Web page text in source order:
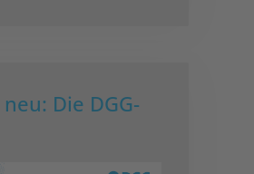
Die DGG-